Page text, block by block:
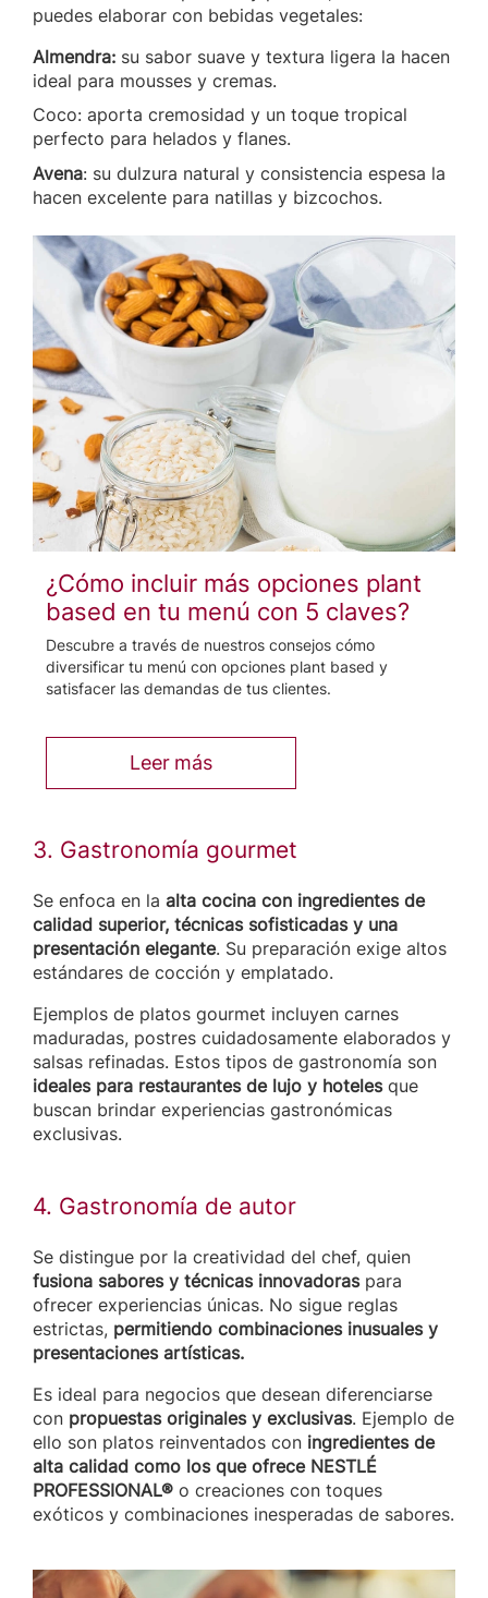
puedes elaborar con bebidas vegetales:
Almendra: su sabor suave y textura ligera la hacen
ideal para mousses y cremas.
Coco: aporta cremosidad y un toque tropical
perfecto para helados y flanes.
Avena: su dulzura natural y consistencia espesa la
hacen excelente para natillas y bizcochos.
¿Cómo incluir más opciones plant
based en tu menú con 5 claves?
Descubre a través de nuestros consejos cómo
diversificar tu menú con opciones plant based y
satisfacer las demandas de tus clientes.
Leer más
3. Gastronomía gourmet
Se enfoca en la alta cocina con ingredientes de
calidad superior, técnicas sofisticadas y una
presentación elegante. Su preparación exige altos
estándares de cocción y emplatado.
Ejemplos de platos gourmet incluyen carnes
maduradas, postres cuidadosamente elaborados y
salsas refinadas. Estos tipos de gastronomía son
ideales para restaurantes de lujo y hotelesque
buscan brindar experiencias gastronómicas
exclusivas.
4. Gastronomía de autor
Se distingue por la creatividad del chef, quien
fusiona sabores y técnicas innovadoras para
ofrecer experiencias únicas. No sigue reglas
estrictas, permitiendo combinaciones inusuales y
presentaciones artísticas.
Es ideal para negocios que desean diferenciarse
con propuestas originales y exclusivas. Ejemplo de
ello son platos reinventados con ingredientes de
alta calidad como los que ofrece NESTLÉ
PROFESSIONAL® o creaciones con toques
exóticos y combinaciones inesperadas de sabores.